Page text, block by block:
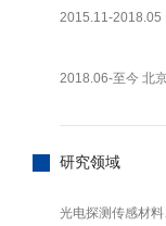
2015.11-2018.05
2018.06-至今 北
研究领域
光电探测传感材